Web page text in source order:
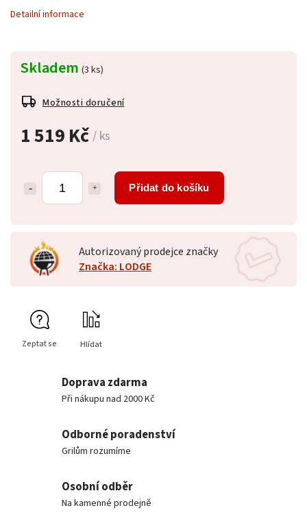
1 519 Kč/ ks
Přidat do košíku
Skladem (3 ks)
Možnosti doručení
Detailní informace
Autorizovaný prodejce značky
Značka: LODGE
Zeptat se Hlídat
Doprava zdarma
Při nákupu nad 2000 Kč
Odborné poradenství
Grilům rozumíme
Osobní odběr
Na kamenné prodejně